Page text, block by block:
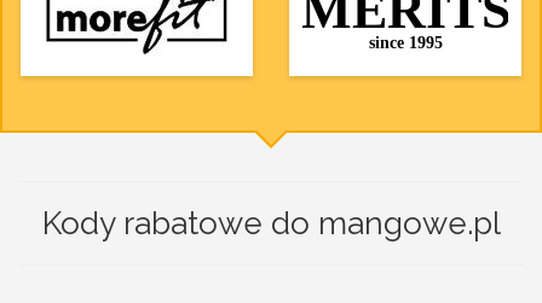
Kody rabatowe do mangowe.pl